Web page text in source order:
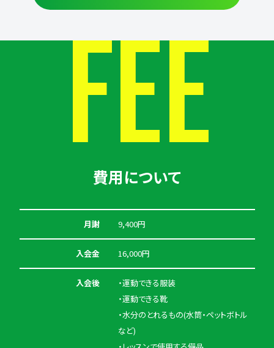
FEE
費用について
月謝 9,400円
入会金 16,000円
入会後
・運動できる服装
・運動できる靴
・水分のとれるもの(水筒・ペットボトル
など)